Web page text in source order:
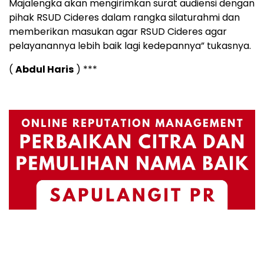
Majalengka akan mengirimkan surat audiensi dengan
pihak RSUD Cideres dalam rangka silaturahmi dan
memberikan masukan agar RSUD Cideres agar
pelayanannya lebih baik lagi kedepannya” tukasnya.
( Abdul Haris ) ***